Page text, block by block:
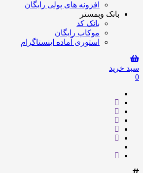
افزونه های پولی رایگان
بانک وبمستر
بانک کد
موکاپ رایگان
استوری آماده اینستاگرام
سبد خرید
0